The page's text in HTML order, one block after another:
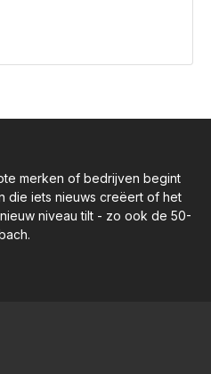
merken of bedrijven begint
die iets nieuws creëert of het
niveau tilt - zo ook de 50-